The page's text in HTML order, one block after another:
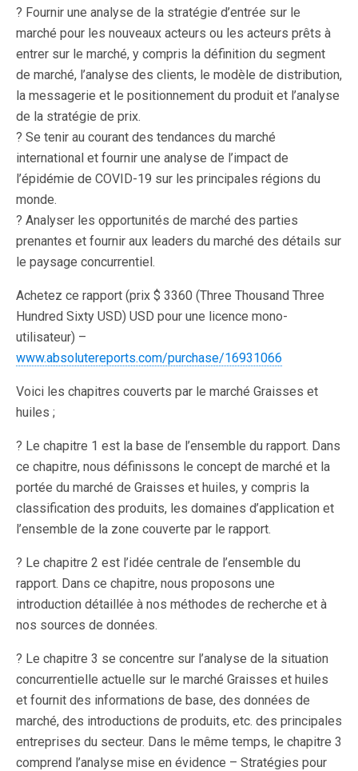
? Fournir une analyse de la stratégie d’entrée sur le
marché pour les nouveaux acteurs ou les acteurs prêts à
entrer sur le marché, y compris la définition du segment
de marché, l’analyse des clients, le modèle de distribution,
la messagerie et le positionnement du produit et l’analyse
de la stratégie de prix.
? Se tenir au courant des tendances du marché
international et fournir une analyse de l’impact de
l’épidémie de COVID-19 sur les principales régions du
monde.
? Analyser les opportunités de marché des parties
prenantes et fournir aux leaders du marché des détails sur
le paysage concurrentiel.
Achetez ce rapport (prix $ 3360 (Three Thousand Three
Hundred Sixty USD) USD pour une licence mono-
utilisateur) –
www.absolutereports.com/purchase/16931066
Voici les chapitres couverts par le marché Graisses et
huiles ;
? Le chapitre 1 est la base de l’ensemble du rapport. Dans
ce chapitre, nous définissons le concept de marché et la
portée du marché de Graisses et huiles, y compris la
classification des produits, les domaines d’application et
l’ensemble de la zone couverte par le rapport.
? Le chapitre 2 est l’idée centrale de l’ensemble du
rapport. Dans ce chapitre, nous proposons une
introduction détaillée à nos méthodes de recherche et à
nos sources de données.
? Le chapitre 3 se concentre sur l’analyse de la situation
concurrentielle actuelle sur le marché Graisses et huiles
et fournit des informations de base, des données de
marché, des introductions de produits, etc. des principales
entreprises du secteur. Dans le même temps, le chapitre 3
comprend l’analyse mise en évidence – Stratégies pour